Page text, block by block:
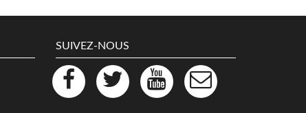
SUIVEZ-NOUS